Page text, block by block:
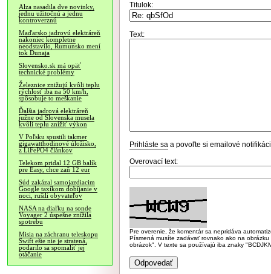
Alza nasadila dve novinky,
jednu užitočnú a jednu
kontroverznú
Maďarsko jadrovú elektráreň
nakoniec kompletne
neodstavilo, Rumunsko mení
tok Dunaja
Slovensko.sk má opäť
technické problémy
Železnice znižujú kvôli teplu
rýchlosť iba na 50 km/h,
spôsobuje to meškanie
Ďalšia jadrová elektráreň
južne od Slovenska musela
kvôli teplu znížiť výkon
V Poľsku spustili takmer
gigawatthodinové úložisko,
z LiFePO4 článkov
Telekom pridal 12 GB balík
pre Easy, chce zaň 12 eur
Súd zakázal samojazdiacim
Google taxíkom dobíjanie v
noci, rušili obyvateľov
NASA na diaľku na sonde
Voyager 2 úspešne znížila
spotrebu
Misia na záchranu teleskopu
Swift ešte nie je stratená,
podarilo sa spomaliť jej
otáčanie
Titulok:
Text:
Prihláste sa a povoľte si emailové
Overovací text:
Pre overenie, že komentár sa nepridáva
Písmená musíte zadávať rovnako ako na
obrázok". V texte sa používajú iba znaky